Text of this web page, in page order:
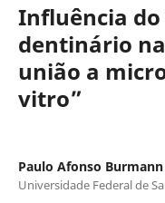
Influência
dentinário
união a
vitro”
Paulo Afonso Burmann
Universidade Federal de